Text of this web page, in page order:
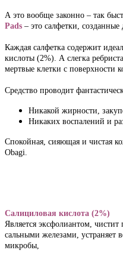
А это вообще законно – так
Pads – это салфетки,
Каждая салфетка содержит
кислоты (2%). А слегка
мертвые клетки с поверхности
Средство проводит
Никакой жирности,
Никаких воспалений и
Спокойная, сияющая и чистая
Obagi.
Салициловая кислота (2%)
Является эксфолиантом, чистит
сальными железами, устраняет